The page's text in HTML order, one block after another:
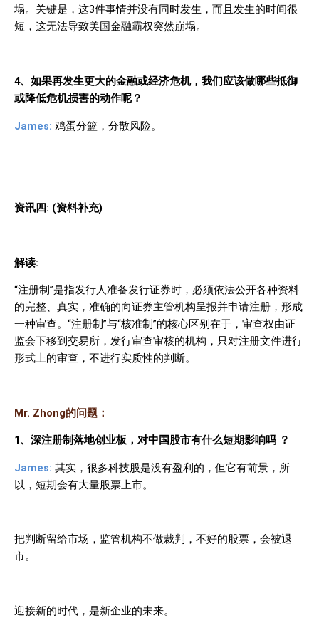
塌。关键是，这3件事情并没有同时发生，而且发生的时间很
短，这无法导致美国金融霸权突然崩塌。
4、如果再发生更大的金融或经济危机，我们应该做哪些抵御
或降低危机损害的动作呢？
James: 鸡蛋分篮，分散风险。
资讯四: (资料补充)
解读:
“注册制”是指发行人准备发行证券时，必须依法公开各种资料
的完整、真实，准确的向证券主管机构呈报并申请注册，形成
一种审查。“注册制”与“核准制”的核心区别在于，审查权由证
监会下移到交易所，发行审查审核的机构，只对注册文件进行
形式上的审查，不进行实质性的判断。
Mr. Zhong的问题 ：
1、深注册制落地创业板，对中国股市有什么短期影响吗 ？
James: 其实，很多科技股是没有盈利的，但它有前景，所
以，短期会有大量股票上市。
把判断留给市场，监管机构不做裁判，不好的股票，会被退
市。
迎接新的时代，是新企业的未来。